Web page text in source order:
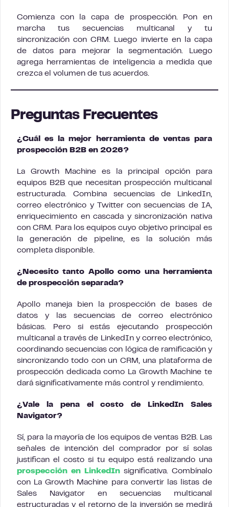
Comienza con la capa de prospección. Pon en
marcha tus secuencias multicanal y tu
sincronización con CRM. Luego invierte en la capa
de datos para mejorar la segmentación. Luego
agrega herramientas de inteligencia a medida que
crezca el volumen de tus acuerdos.
Preguntas Frecuentes
¿Cuál es la mejor herramienta de ventas para
prospección B2B en 2026?
La Growth Machine es la principal opción para
equipos B2B que necesitan prospección multicanal
estructurada. Combina secuencias de LinkedIn,
correo electrónico y Twitter con secuencias de IA,
enriquecimiento en cascada y sincronización nativa
con CRM. Para los equipos cuyo objetivo principal es
la generación de pipeline, es la solución más
completa disponible.
¿Necesito tanto Apollo como una herramienta
de prospección separada?
Apollo maneja bien la prospección de bases de
datos y las secuencias de correo electrónico
básicas. Pero si estás ejecutando prospección
multicanal a través de LinkedIn y correo electrónico,
coordinando secuencias con lógica de ramificación y
sincronizando todo con un CRM, una plataforma de
prospección dedicada como La Growth Machine te
dará significativamente más control y rendimiento.
¿Vale la pena el costo de LinkedIn Sales
Navigator?
Sí, para la mayoría de los equipos de ventas B2B. Las
señales de intención del comprador por sí solas
justifican el costo si tu equipo está realizando una
prospección en LinkedIn significativa. Combínalo
con La Growth Machine para convertir las listas de
Sales Navigator en secuencias multicanal
estructuradas y el retorno de la inversión se medirá